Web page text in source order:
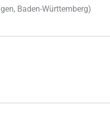
Baden-Württemberg)